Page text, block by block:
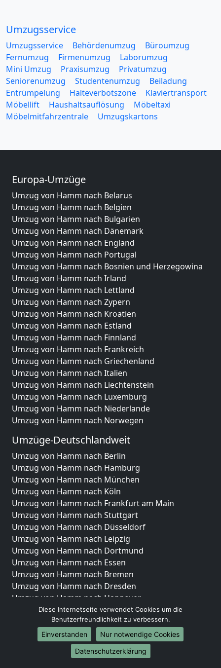
Umzugsservice
Umzugsservice Behördenumzug
Büroumzug
Fernumzug
Firmenumzug
Laborumzug
Mini Umzug
Praxisumzug
Privatumzug
Seniorenumzug
Studentenumzug
Beiladung
Entrümpelung
Halteverbotszone
Klaviertransport
Möbellift
Haushaltsauflösung
Möbeltaxi
Möbelmitfahrzentrale
Umzugskartons
Europa-Umzüge
Umzug von Hamm nach Belarus
Umzug von Hamm nach Belgien
Umzug von Hamm nach Bulgarien
Umzug von Hamm nach Dänemark
Umzug von Hamm nach England
Umzug von Hamm nach Portugal
Umzug von Hamm nach Bosnien und Herzegowina
Umzug von Hamm nach Irland
Umzug von Hamm nach Lettland
Umzug von Hamm nach Zypern
Umzug von Hamm nach Kroatien
Umzug von Hamm nach Estland
Umzug von Hamm nach Finnland
Umzug von Hamm nach Frankreich
Umzug von Hamm nach Griechenland
Umzug von Hamm nach Italien
Umzug von Hamm nach Liechtenstein
Umzug von Hamm nach Luxemburg
Umzug von Hamm nach Niederlande
Umzug von Hamm nach Norwegen
Umzüge-Deutschlandweit
Umzug von Hamm nach Berlin
Umzug von Hamm nach Hamburg
Umzug von Hamm nach München
Umzug von Hamm nach Köln
Umzug von Hamm nach Frankfurt am Main
Umzug von Hamm nach Stuttgart
Umzug von Hamm nach Düsseldorf
Umzug von Hamm nach Leipzig
Umzug von Hamm nach Dortmund
Umzug von Hamm nach Essen
Umzug von Hamm nach Bremen
Umzug von Hamm nach Dresden
Umzug von Hamm nach Hannover
Umzug von Hamm nach Nürnberg
Umzug von Hamm nach Duisburg
Umzug von Hamm nach Bochum
Umzug von Hamm nach Wuppertal
Umzug von Hamm nach Bielefeld
Diese Internetseite verwendet Cookies um die
Benutzerfreundlichkeit zu verbessern.
Einverstanden
Nur notwendige Cookies
Datenschutzerklärung